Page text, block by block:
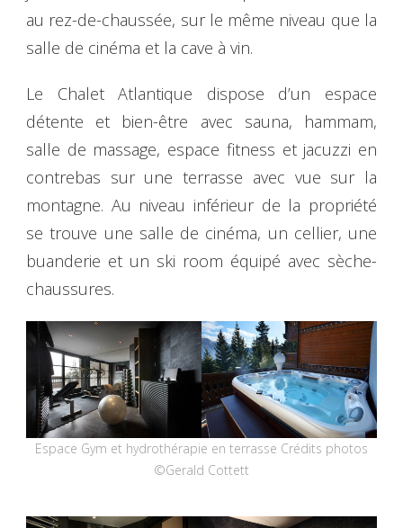
au rez-de-chaussée, sur le même niveau que la
salle de cinéma et la cave à vin.
Le Chalet Atlantique dispose d’un espace
détente et bien-être avec sauna, hammam,
salle de massage, espace fitness et jacuzzi en
contrebas sur une terrasse avec vue sur la
montagne. Au niveau inférieur de la propriété
se trouve une salle de cinéma, un cellier, une
buanderie et un ski room équipé avec sèche-
chaussures.
Espace Gym et hydrothérapie en terrasse Crédits photos
©Gerald Cottett